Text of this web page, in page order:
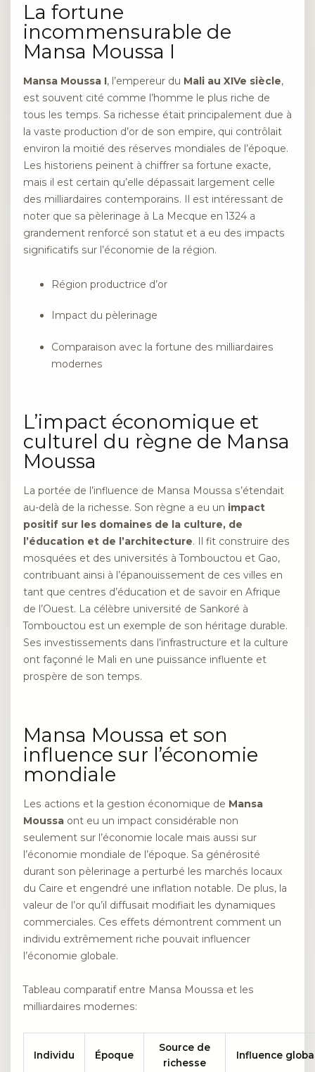
La fortune
incommensurable de
Mansa Moussa I
Mansa Moussa I, l’empereur du Mali au XIVe siècle,
est souvent cité comme l’homme le plus riche de
tous les temps. Sa richesse était principalement due à
la vaste production d’or de son empire, qui contrôlait
environ la moitié des réserves mondiales de l’époque.
Les historiens peinent à chiffrer sa fortune exacte,
mais il est certain qu’elle dépassait largement celle
des milliardaires contemporains. Il est intéressant de
noter que sa pèlerinage à La Mecque en 1324 a
grandement renforcé son statut et a eu des impacts
significatifs sur l’économie de la région.
Région productrice d’or
Impact du pèlerinage
Comparaison avec la fortune des milliardaires
modernes
L’impact économique et
culturel du règne de Mansa
Moussa
La portée de l’influence de Mansa Moussa s’étendait
au-delà de la richesse. Son règne a eu un impact
positif sur les domaines de la culture, de
l’éducation et de l’architecture. Il fit construire des
mosquées et des universités à Tombouctou et Gao,
contribuant ainsi à l’épanouissement de ces villes en
tant que centres d’éducation et de savoir en Afrique
de l’Ouest. La célèbre université de Sankoré à
Tombouctou est un exemple de son héritage durable.
Ses investissements dans l’infrastructure et la culture
ont façonné le Mali en une puissance influente et
prospère de son temps.
Mansa Moussa et son
influence sur l’économie
mondiale
Les actions et la gestion économique de Mansa
Moussa ont eu un impact considérable non
seulement sur l’économie locale mais aussi sur
l’économie mondiale de l’époque. Sa générosité
durant son pèlerinage a perturbé les marchés locaux
du Caire et engendré une inflation notable. De plus, la
valeur de l’or qu’il diffusait modifiait les dynamiques
commerciales. Ces effets démontrent comment un
individu extrêmement riche pouvait influencer
l’économie globale.
Tableau comparatif entre Mansa Moussa et les
milliardaires modernes:
Individu Époque
Source de
richesse
Influence